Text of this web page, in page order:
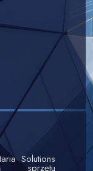
Solutions
sprzętu